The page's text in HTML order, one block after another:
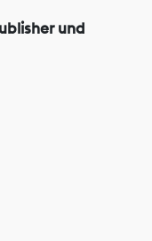
und